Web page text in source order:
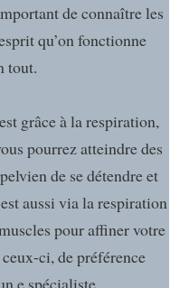
de connaître les
qu’on fonctionne
tout.
grâce à la respiration,
pourrez atteindre des
de se détendre et
aussi via la respiration
pour affiner votre
ci, de préférence
spécialiste.